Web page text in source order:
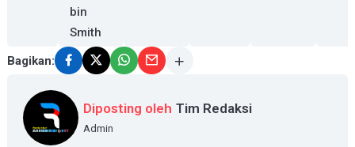
bin
Smith
Bagikan:
Diposting oleh Tim Redaksi
Admin